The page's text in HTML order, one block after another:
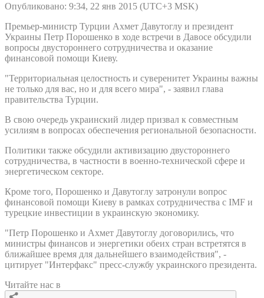
Опубликовано: 9:34, 22 янв 2015 (UTC+3 MSK)
Премьер-министр Турции Ахмет Давутоглу и президент
Украины Петр Порошенко в ходе встречи в Давосе обсудили
вопросы двустороннего сотрудничества и оказание
финансовой помощи Киеву.
"Территориальная целостность и суверенитет Украины важны
не только для вас, но и для всего мира", - заявил глава
правительства Турции.
В свою очередь украинский лидер призвал к совместным
усилиям в вопросах обеспечения региональной безопасности.
Политики также обсудили активизацию двустороннего
сотрудничества, в частности в военно-технической сфере и
энергетическом секторе.
Кроме того, Порошенко и Давутоглу затронули вопрос
финансовой помощи Киеву в рамках сотрудничества с IMF и
турецкие инвестиции в украинскую экономику.
"Петр Порошенко и Ахмет Давутоглу договорились, что
министры финансов и энергетики обеих стран встретятся в
ближайшее время для дальнейшего взаимодействия", -
цитирует "Интерфакс" пресс-службу украинского президента.
Читайте нас в